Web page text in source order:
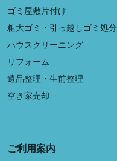
ゴミ屋敷片付け
粗大ゴミ・引っ越しゴミ処分
ハウスクリーニング
リフォーム
遺品整理・生前整理
空き家売却
ご利用案内